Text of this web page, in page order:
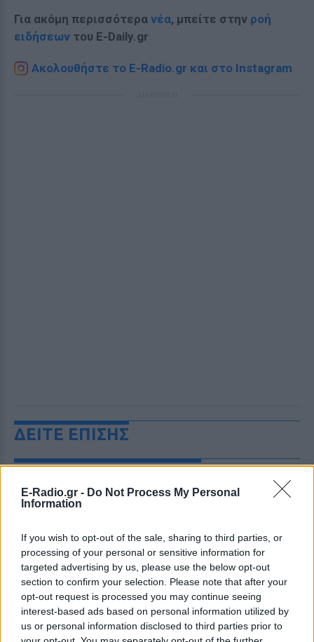
E-Radio.gr - Do Not Process My Personal
Information
If you wish to opt-out of the sale, sharing to third parties, or
processing of your personal or sensitive information for
targeted advertising by us, please use the below opt-out
section to confirm your selection. Please note that after your
opt-out request is processed you may continue seeing
interest-based ads based on personal information utilized by
us or personal information disclosed to third parties prior to
Για ακόμη περισσότερα νέα, μπείτε στην ροή
ειδήσεων του E-Daily.gr
Ακολουθήστε το E-Radio.gr και στο Instagram
ΔΕΙΤΕ ΕΠΙΣΗΣ
ΣΤΗΝ ΙΔΙΑ ΚΑΤΗΓΟΡΙΑ
«Θέλω τον μπαμπά μου»: Το
που σκότωσε νύφη ώρες μετά
τον γάμο της
ΣΉΜΕΡΑ
Η Jamie Lee Komoroski, με αλκοόλ
τριπλάσιο του νόμιμου ορίου, έπεσε
πάνω στο golf cart των νεόνυμφων στο
Folly Beach - τώρα νέο υλικό από το
αστυνομικό τμήμα αποκαλύπτει τη
συμπεριφορά της λίγο μετά τη μοιραία